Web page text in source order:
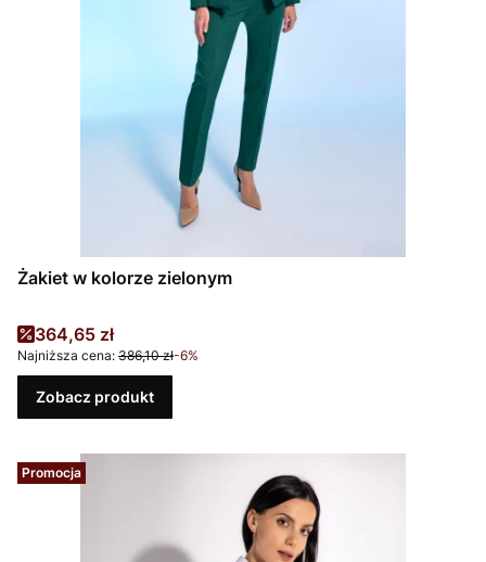
Żakiet w kolorze zielonym
Cena promocyjna
364,65 zł
Najniższa cena: 386,10 zł-6%
Zobacz produkt
Promocja